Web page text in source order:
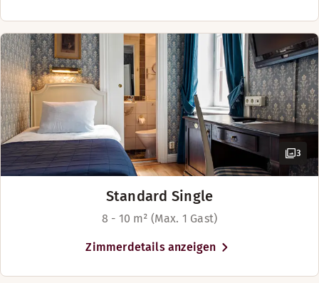
3
Standard Single
8 - 10 m² (Max. 1 Gast)
Zimmerdetails anzeigen